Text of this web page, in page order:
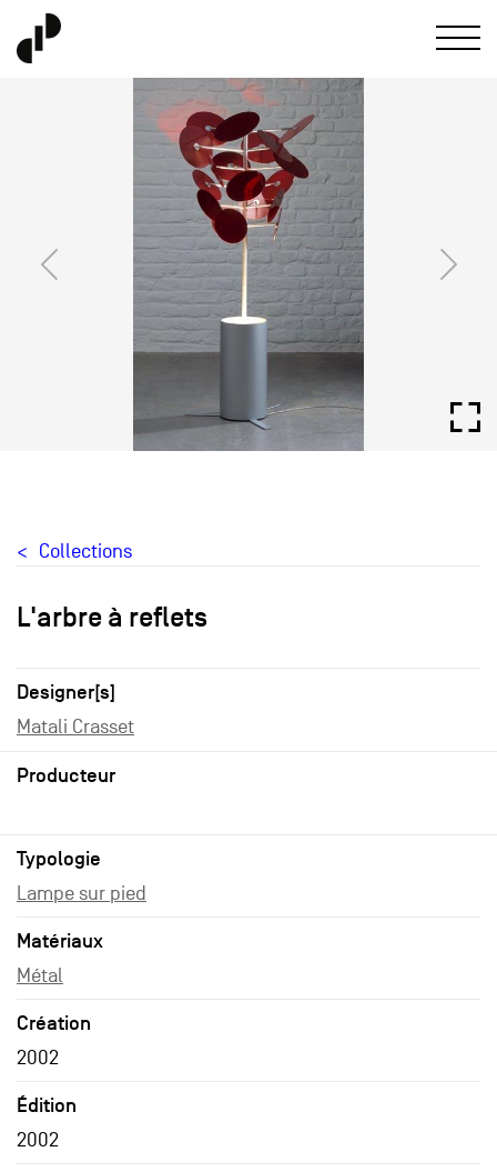
Collections
L'arbre à reflets
Designer[s]
Matali Crasset
Producteur
Typologie
Lampe sur pied
Matériaux
Métal
Création
2002
Édition
2002